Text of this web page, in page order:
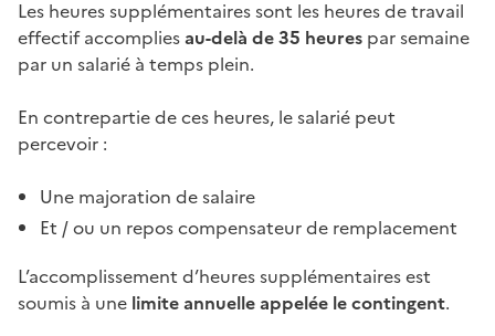
Les heures supplémentaires sont les heures detravail
effectifaccompliesau-delà de 35 heures par semaine
par un salarié à temps plein.
En contrepartiede ces heures, le salarié peut
percevoir :
Une majoration de salaire
Et / ou un repos compensateurde remplacement
L’accomplissement d’heures supplémentaires est
soumis à une limite annuelle appelée le contingent.